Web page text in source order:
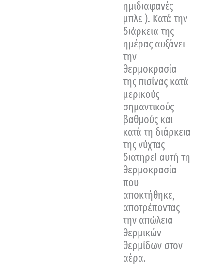
ημιδιαφανές
μπλε ). Κατά την
διάρκεια της
ημέρας αυξάνει
την
θερμοκρασία
της πισίνας κατά
μερικούς
σημαντικούς
βαθμούς και
κατά τη διάρκεια
της νύχτας
διατηρεί αυτή τη
θερμοκρασία
που
αποκτήθηκε,
αποτρέποντας
την απώλεια
θερμικών
θερμίδων στον
αέρα.